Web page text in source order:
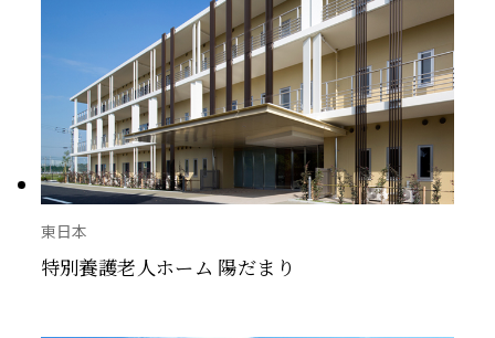
東日本
特別養護老人ホーム 陽だまり